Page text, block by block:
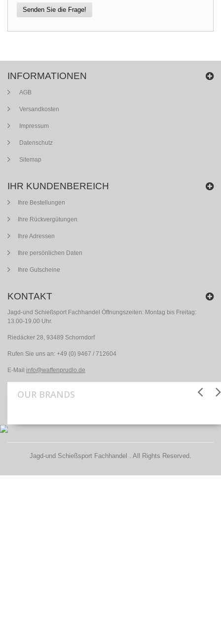
Senden Sie die Frage!
INFORMATIONEN
AGB
Versandkosten
Impressum
Datenschutz
Sitemap
IHR KUNDENBEREICH
Ihre Bestellungen
Ihre Rückvergütungen
Ihre Adressen
Ihre persönlichen Daten
Ihre Gutscheine
KONTAKT
Jagd-und Schießsport Fachhandel Öffnungszeiten: Montag bis Freitag:
13.00-19.00 Uhr.
Riedäcker 28, 93489 Schorndorf
Rufen Sie uns an: +49 (0) 9467 / 712604
E-Mail info@waffenprudlo.de
OUR BRANDS
Jagd-und Schießsport Fachhandel . All Rights Reserved.